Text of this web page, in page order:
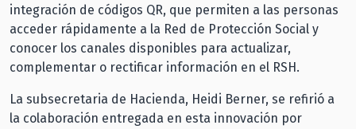
integración de códigos QR, que permiten a las personas
acceder rápidamente a la Red de Protección Social y
conocer los canales disponibles para actualizar,
complementar o rectificar información en el RSH.
La subsecretaria de Hacienda, Heidi Berner, se refirió a
la colaboración entregada en esta innovación por